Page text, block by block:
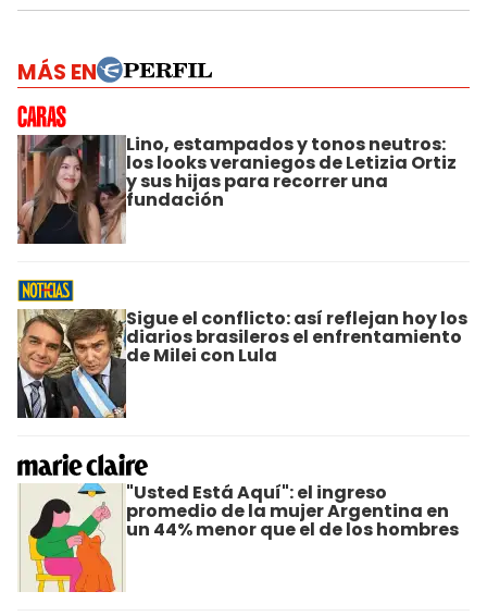
MÁS EN
Lino, estampados y tonos neutros:
los looks veraniegos de Letizia Ortiz
y sus hijas para recorrer una
fundación
Sigue el conflicto: así reflejan hoy los
diarios brasileros el enfrentamiento
de Milei con Lula
"Usted Está Aquí": el ingreso
promedio de la mujer Argentina en
un 44% menor que el de los hombres